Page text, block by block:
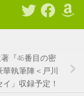
『46番目の密
執筆陣＜戸川
」収録予定！